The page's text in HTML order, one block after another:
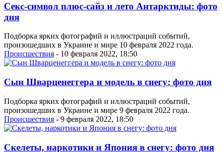
Секс-символ плюс-сайз и лето Антарктиды: фото
дня
Подборка ярких фотографий и иллюстраций событий,
произошедших в Украине и мире 10 февраля 2022 года.
Проиcшествия - 10 февраля 2022, 18:50
Сын Шварценеггера и модель в снегу: фото дня
Подборка ярких фотографий и иллюстраций событий,
произошедших в Украине и мире 9 февраля 2022 года.
Проиcшествия - 9 февраля 2022, 18:50
Скелеты, наркотики и Япония в снегу: фото дня